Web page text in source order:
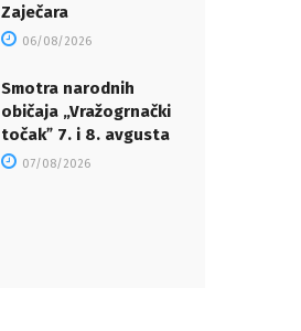
Zaječara
06/08/2026
Smotra narodnih
običaja „Vražogrnački
točakˮ 7. i 8. avgusta
07/08/2026